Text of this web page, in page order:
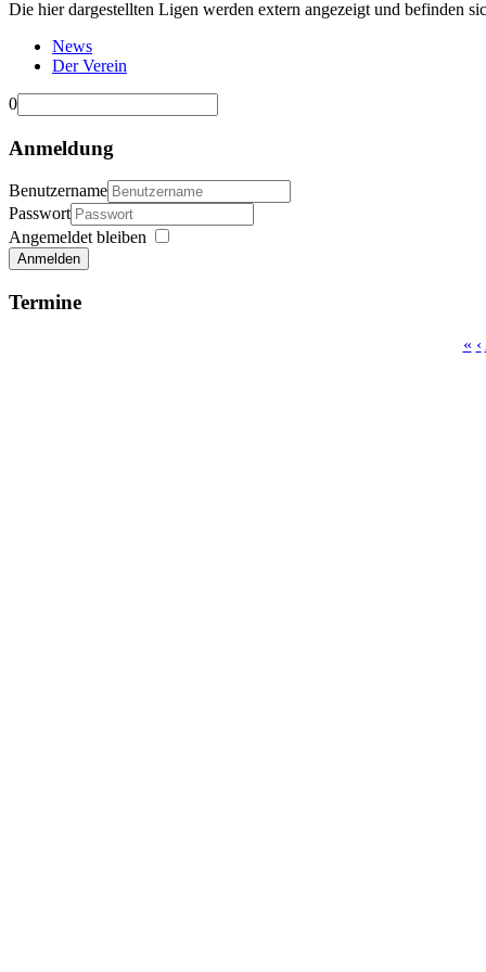
Die hier dargestellten Ligen werden extern angezeigt und befinden
News
Der Verein
0
Anmeldung
Benutzername
Passwort
Angemeldet bleiben
Anmelden
Termine
« ‹